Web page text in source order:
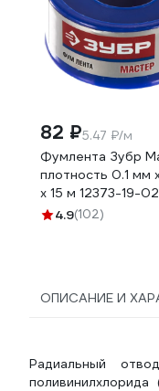
82 ₽5.47 ₽/м
Фумлента Зубр
плотность 0.1 мм
х 15 м 12373-19-
4.9(102)
ОПИСАНИЕ И
Радиальный